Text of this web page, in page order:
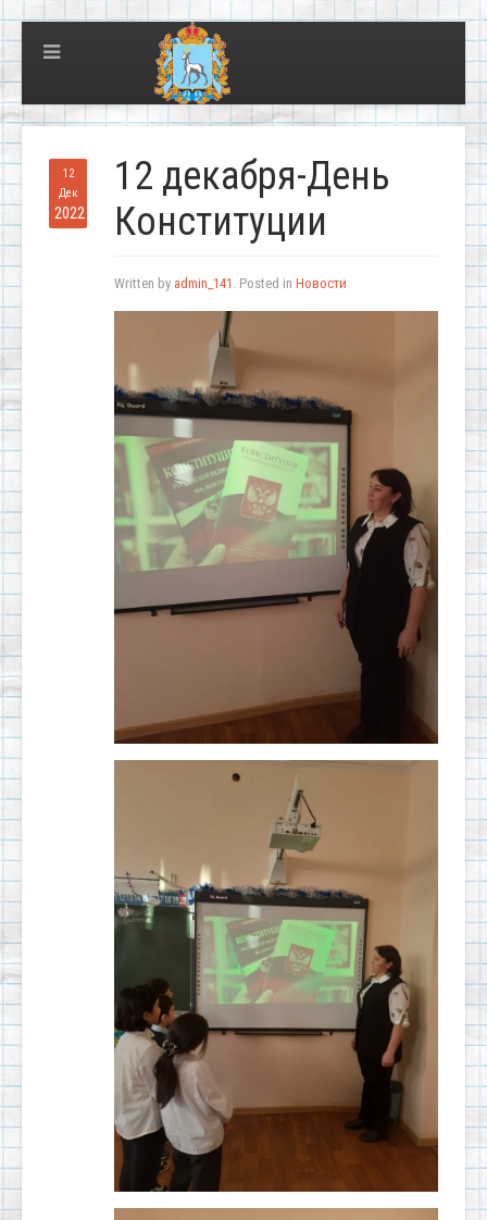
12
Дек
2022
12 декабря-День
Конституции
Written by admin_141 . Posted in Новости